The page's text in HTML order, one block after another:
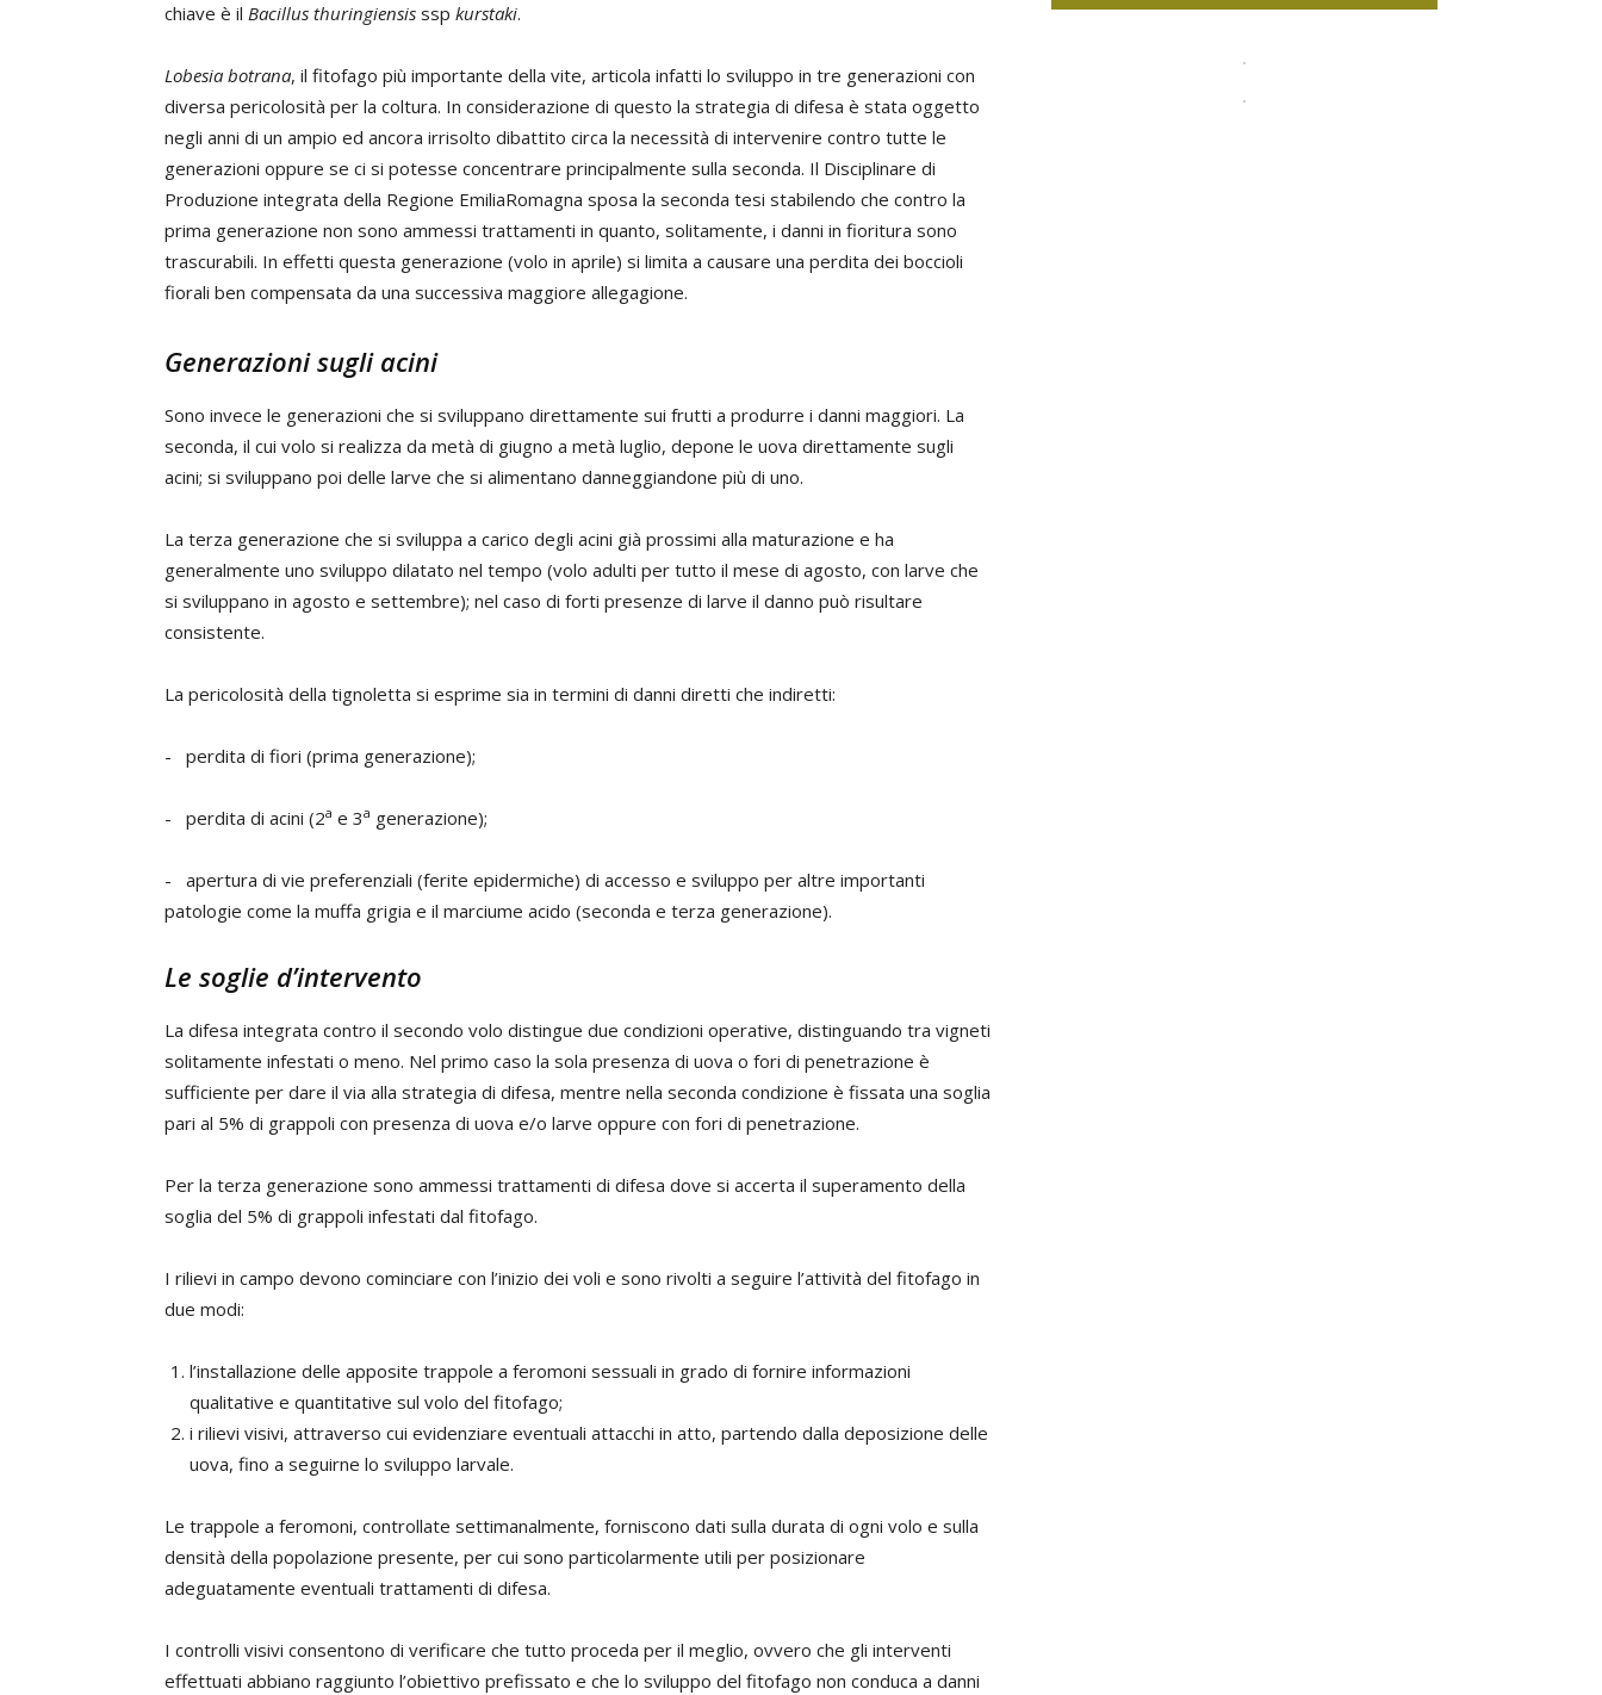
chiave è il Bacillus thuringiensis ssp kurstaki.
Lobesia botrana, il fitofago più importante della vite, articola infatti lo sviluppo in tre generazioni con
diversa pericolosità per la coltura. In considerazione di questo la strategia di difesa è stata oggetto
negli anni di un ampio ed ancora irrisolto dibattito circa la necessità di intervenire contro tutte le
generazioni oppure se ci si potesse concentrare principalmente sulla seconda. Il Disciplinare di
Produzione integrata della Regione EmiliaRomagna sposa la seconda tesi stabilendo che contro la
prima generazione non sono ammessi trattamenti in quanto, solitamente, i danni in fioritura sono
trascurabili. In effetti questa generazione (volo in aprile) si limita a causare una perdita dei boccioli
fiorali ben compensata da una successiva maggiore allegagione.
Generazioni sugli acini
Sono invece le generazioni che si sviluppano direttamente sui frutti a produrre i danni maggiori. La
seconda, il cui volo si realizza da metà di giugno a metà luglio, depone le uova direttamente sugli
acini; si sviluppano poi delle larve che si alimentano danneggiandone più di uno.
La terza generazione che si sviluppa a carico degli acini già prossimi alla maturazione e ha
generalmente uno sviluppo dilatato nel tempo (volo adulti per tutto il mese di agosto, con larve che
si sviluppano in agosto e settembre); nel caso di forti presenze di larve il danno può risultare
consistente.
La pericolosità della tignoletta si esprime sia in termini di danni diretti che indiretti:
- perdita di fiori (prima generazione);
- perdita di acini (2a e 3a generazione);
- apertura di vie preferenziali (ferite epidermiche) di accesso e sviluppo per altre importanti
patologie come la muffa grigia e il marciume acido (seconda e terza generazione).
Le soglie d’intervento
La difesa integrata contro il secondo volo distingue due condizioni operative, distinguando tra vigneti
solitamente infestati o meno. Nel primo caso la sola presenza di uova o fori di penetrazione è
sufficiente per dare il via alla strategia di difesa, mentre nella seconda condizione è fissata una soglia
pari al 5% di grappoli con presenza di uova e/o larve oppure con fori di penetrazione.
Per la terza generazione sono ammessi trattamenti di difesa dove si accerta il superamento della
soglia del 5% di grappoli infestati dal fitofago.
I rilievi in campo devono cominciare con l’inizio dei voli e sono rivolti a seguire l’attività del fitofago in
due modi:
l’installazione delle apposite trappole a feromoni sessuali in grado di fornire informazioni
qualitative e quantitative sul volo del fitofago;
i rilievi visivi, attraverso cui evidenziare eventuali attacchi in atto, partendo dalla deposizione delle
uova, fino a seguirne lo sviluppo larvale.
Le trappole a feromoni, controllate settimanalmente, forniscono dati sulla durata di ogni volo e sulla
densità della popolazione presente, per cui sono particolarmente utili per posizionare
adeguatamente eventuali trattamenti di difesa.
I controlli visivi consentono di verificare che tutto proceda per il meglio, ovvero che gli interventi
effettuati abbiano raggiunto l’obiettivo prefissato e che lo sviluppo del fitofago non conduca a danni